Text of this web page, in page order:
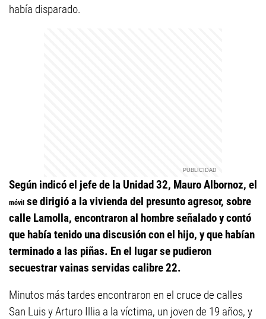
había disparado.
Según indicó el jefe de la Unidad 32, Mauro Albornoz, el
móvil se dirigió a la vivienda del presunto agresor, sobre
calle Lamolla, encontraron al hombre señalado y contó
que había tenido una discusión con el hijo, y que habían
terminado a las piñas. En el lugar se pudieron
secuestrar vainas servidas calibre 22.
Minutos más tardes encontraron en el cruce de calles
San Luis y Arturo Illia a la víctima, un joven de 19 años, y